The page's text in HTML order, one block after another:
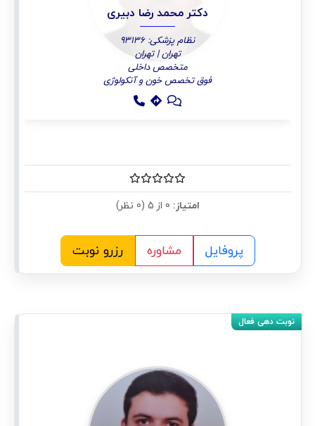
دکتر محمد رضا دبیری
نظام پزشکی: 93136
تهران | تهران
متخصص داخلی
فوق تخصص خون و آنکولوژی
امتیاز:
پروفایل مشاوره رزرو نوبت